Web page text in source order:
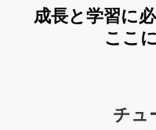
成長と学習に
ここ
チュ